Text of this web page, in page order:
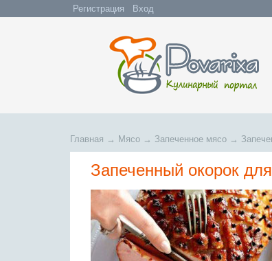
Регистрация Вход
Главная → Мясо → Запеченное мясо →
Запеченный окорок